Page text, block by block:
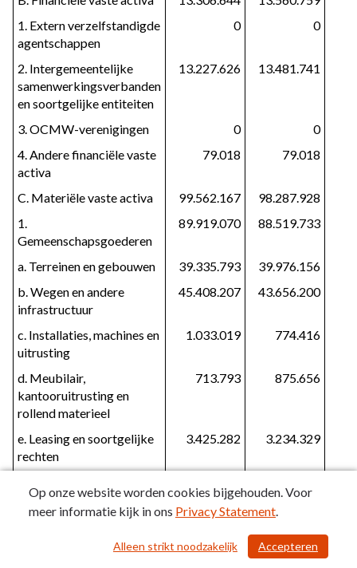
1. Extern verzelfstandigde
agentschappen
0 0
2. Intergemeentelijke
samenwerkingsverbanden
en soortgelijke entiteiten
13.227.626 13.481.741
3. OCMW-verenigingen 0
0
4. Andere financiële vaste
activa
79.018 79.018
C. Materiële vaste activa 99.562.167
98.287.928
1.
Gemeenschapsgoederen
89.919.070 88.519.733
a. Terreinen en gebouwen 39.335.793
39.976.156
b. Wegen en andere
infrastructuur
45.408.207 43.656.200
c. Installaties, machines en
uitrusting
1.033.019 774.416
d. Meubilair,
kantooruitrusting en
rollend materieel
713.793 875.656
e. Leasing en soortgelijke
rechten
3.425.282 3.234.329
2. Bedrijfsmatige
0
a. Terreinen en gebouwen 0 0
/ 104
Op onze website worden cookies bijgehouden. Voor
meer informatie kijk in ons Privacy Statement.
Accepteren
Alleen strikt noodzakelijk